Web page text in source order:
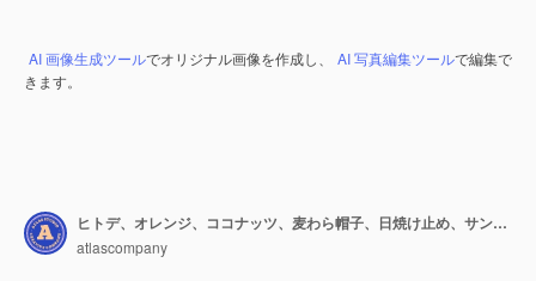
AI 画像生成ツールでオリジナル画像を作成し、 AI 写真編集ツールで編集で
きます。
ヒトデ、オレンジ、ココナッツ、麦わら帽子、日焼け止め、サングラスの背景色、テキスト用のスペースに碑文夏。幸せな休日
atlascompany